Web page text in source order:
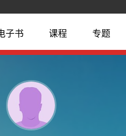
子书 课程 专题